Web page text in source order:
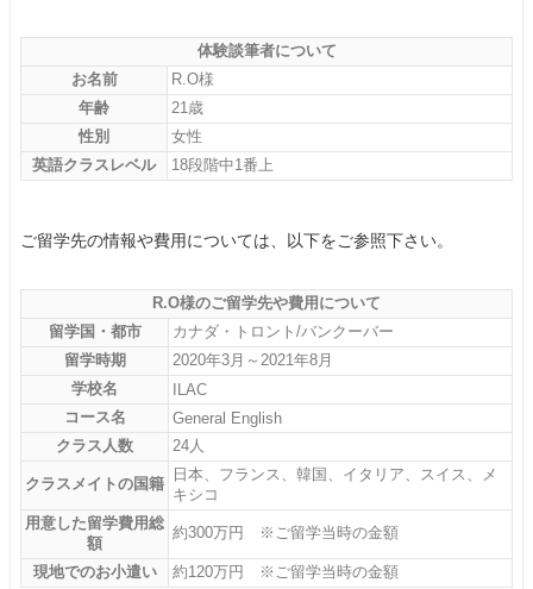
体験談筆者について
お名前
R.O様
年齢
21歳
性別
女性
英語クラスレベル
18段階中1番上
ご留学先の情報や費用については、以下をご参照下さい。
R.O様のご留学先や費用について
留学国・都市
カナダ・トロント/バンクーバー
留学時期
2020年3月～2021年8月
学校名
ILAC
コース名
General English
クラス人数
24人
クラスメイトの国籍
日本、フランス、韓国、イタリア、スイス、メ
キシコ
用意した留学費用総
額
約300万円 ※ご留学当時の金額
現地でのお小遣い 約120万円 ※ご留学当時の金額